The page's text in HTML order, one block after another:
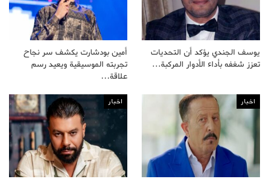
يوسف الجندي يؤكد أن التحديات
تعزز شغفه بأداء الأدوار المركبة…
أمين بودشارت يكشف سر نجاح
تجربته الموسيقية ويعيد رسم
علاقة…
اخبار اخبار